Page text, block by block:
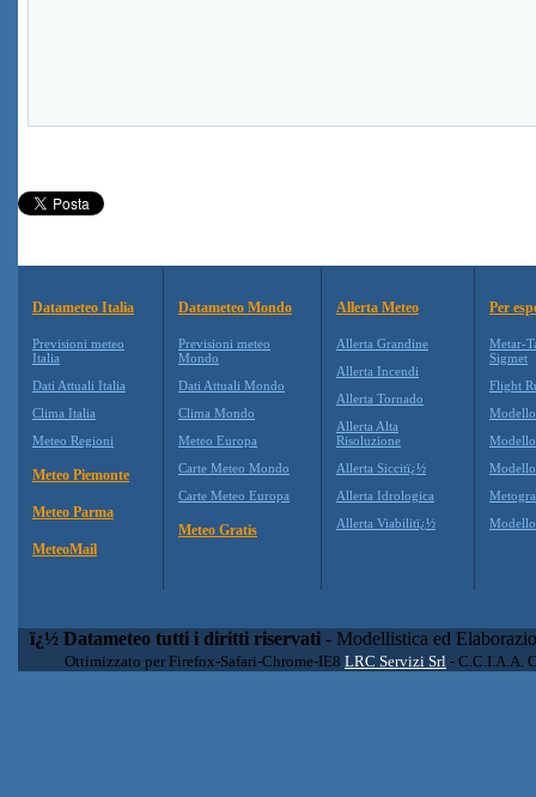
Datameteo Italia
Previsioni meteo
Italia
Dati Attuali Italia
Clima Italia
Meteo Regioni
Meteo Piemonte
Meteo Parma
MeteoMail
Datameteo Mondo
Previsioni meteo
Mondo
Dati Attuali Mondo
Clima Mondo
Meteo Europa
Carte Meteo Mondo
Carte Meteo Europa
Meteo Gratis
Allerta Meteo
Allerta Grandine
Allerta Incendi
Allerta Tornado
Allerta Alta
Risoluzione
Allerta Siccitï¿½
Allerta Idrologica
Allerta Viabilitï¿½
Per
Metar-
Sigmet
Flight
Modello
ï¿½ Datameteo tutti i diritti riservati - Modellistica ed
Ottimizzato per Firefox-Safari-Chrome-IE8 LRC Servizi Srl - C.C.I.A.A.